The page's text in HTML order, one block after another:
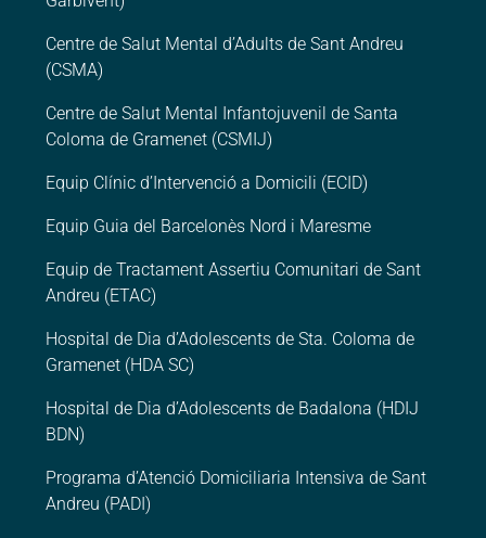
Centre de Salut Mental d’Adults de Sant Andreu
(CSMA)
Centre de Salut Mental Infantojuvenil de Santa
Coloma de Gramenet (CSMIJ)
Equip Clínic d’Intervenció a Domicili (ECID)
Equip Guia del Barcelonès Nord i Maresme
Equip de Tractament Assertiu Comunitari de Sant
Andreu (ETAC)
Hospital de Dia d’Adolescents de Sta. Coloma de
Gramenet (HDA SC)
Hospital de Dia d’Adolescents de Badalona (HDIJ
BDN)
Programa d’Atenció Domiciliaria Intensiva de Sant
Andreu (PADI)